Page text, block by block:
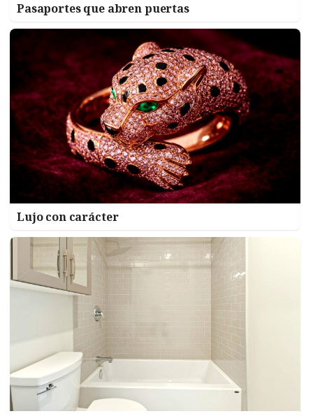
Pasaportes que abren puertas
Lujo con carácter